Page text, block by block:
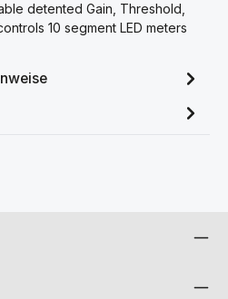
detented Gain, Threshold,
10 segment LED meters